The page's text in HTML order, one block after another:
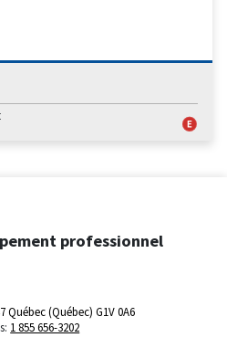
professionnel
Québec (Québec) G1V 0A6
1 855 656-3202